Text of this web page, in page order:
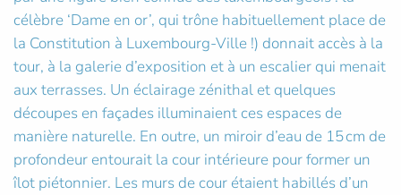
célèbre ‘Dame en or’, qui trône habituellement place de
la Constitution à Luxembourg-Ville !) donnait accès à la
tour, à la galerie d’exposition et à un escalier qui menait
aux terrasses. Un éclairage zénithal et quelques
découpes en façades illuminaient ces espaces de
manière naturelle. En outre, un miroir d’eau de 15 cm de
profondeur entourait la cour intérieure pour former un
îlot piétonnier. Les murs de cour étaient habillés d’un